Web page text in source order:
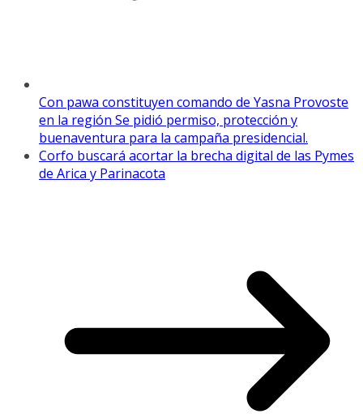
Con pawa constituyen comando de Yasna Provoste
en la región Se pidió permiso, protección y
buenaventura para la campaña presidencial.
Corfo buscará acortar la brecha digital de las Pymes
de Arica y Parinacota